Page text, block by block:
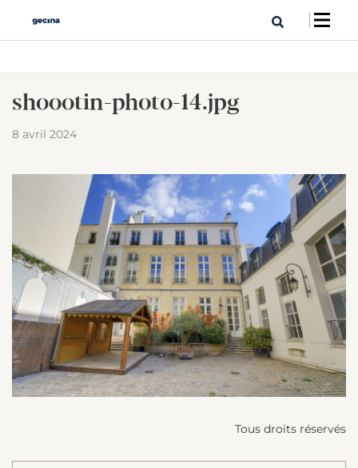
shoootin-photo-14.jpg
8 avril 2024
Tous droits réservés